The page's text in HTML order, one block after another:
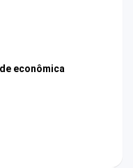
econômica